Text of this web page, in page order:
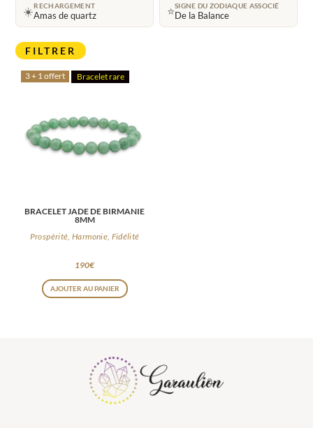
☀️RECHARGEMENT
Amas de quartz ⭐SIGNE DU ZODIAQUE ASSOCIÉ
De la Balance
FILTRER
3 + 1 offert Bracelet rare
BRACELET JADE DE BIRMANIE
8MM
Prospérité, Harmonie, Fidélité
190€
AJOUTER AU PANIER